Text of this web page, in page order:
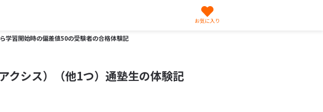
学習開始時の偏差値50の受験者の合格体験記
クシス）（他1つ）通塾生の体験記
お気に入り